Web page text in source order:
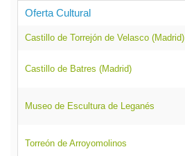
Oferta Cultural
Castillo de Torrejón de Velasco (Madrid)
Castillo de Batres (Madrid)
Museo de Escultura de Leganés
Torreón de Arroyomolinos